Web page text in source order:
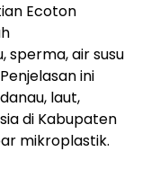
Ecoton
sperma, air susu
ini
laut,
di Kabupaten
mikroplastik.